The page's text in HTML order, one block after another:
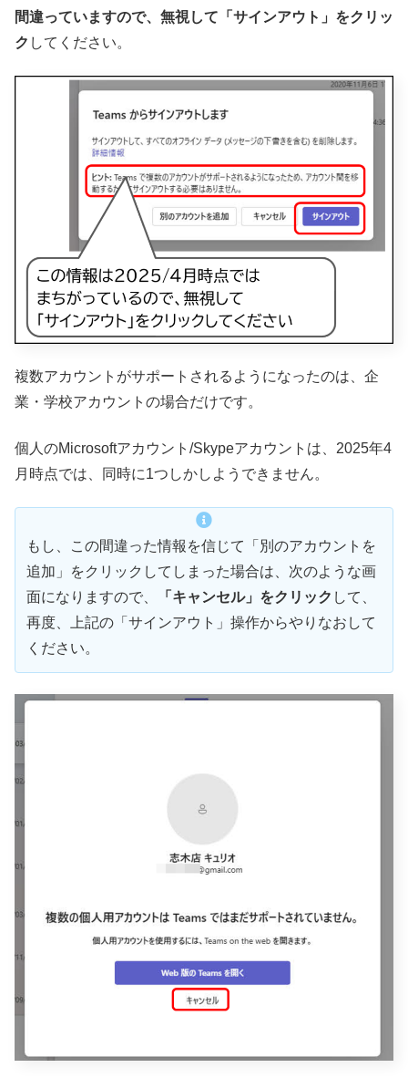
間違っていますので、無視して「サインアウト」をクリッ
ク してください。
複数アカウントがサポートされるようになったのは、企
業・学校アカウントの場合だけです。
個人のMicrosoftアカウント/Skypeアカウントは、2025年4
月時点では、同時に1つしかしようできません。
もし、この間違った情報を信じて「別のアカウントを
追加」をクリックしてしまった場合は、次のような画
面になりますので、
「キャンセル」をクリック して、
再度、上記の「サインアウト」操作からやりなおして
ください。